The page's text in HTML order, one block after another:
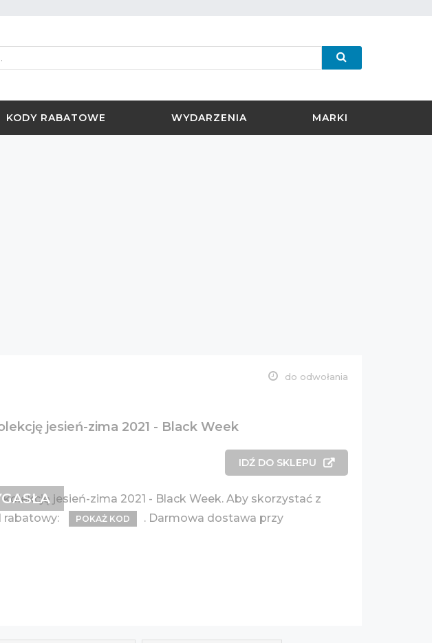
KODY RABATOWE WYDARZENIA MARKI
do odwołania
jesień-zima 2021 - Black Week
IDŹ DO SKLEPU
jesień-zima 2021 - Black Week. Aby skorzystać z
rabatowy: POKAŻ KOD
. Darmowa dostawa przy